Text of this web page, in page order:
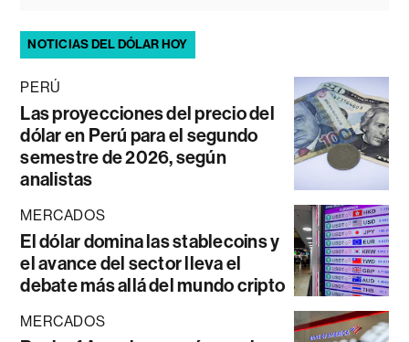
NOTICIAS DEL DÓLAR HOY
PERÚ
Las proyecciones del precio del
dólar en Perú para el segundo
semestre de 2026, según
analistas
MERCADOS
El dólar domina las stablecoins y
el avance del sector lleva el
debate más allá del mundo cripto
MERCADOS